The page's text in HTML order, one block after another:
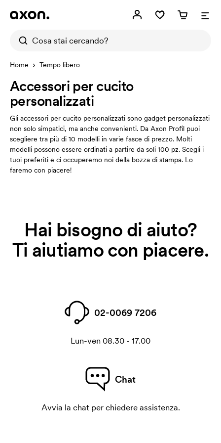
Home Tempo libero
Accessori per cucito
personalizzati
Gli accessori per cucito personalizzati sono gadget personalizzati
non solo simpatici, ma anche convenienti. Da Axon Profil puoi
scegliere tra più di 10 modelli in varie fasce di prezzo. Molti
modelli possono essere ordinati a partire da soli 100 pz. Scegli i
tuoi preferiti e ci occuperemo noi della bozza di stampa. Lo
faremo con piacere!
Hai bisogno di aiuto?
Ti aiutiamo con piacere.
02-0069 7206
Lun-ven 08.30 - 17.00
Chat
Avvia la chat per chiedere assistenza.